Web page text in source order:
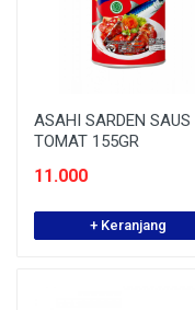
ASAHI SARDEN SAUS
TOMAT 155GR
11.000
+ Keranjang